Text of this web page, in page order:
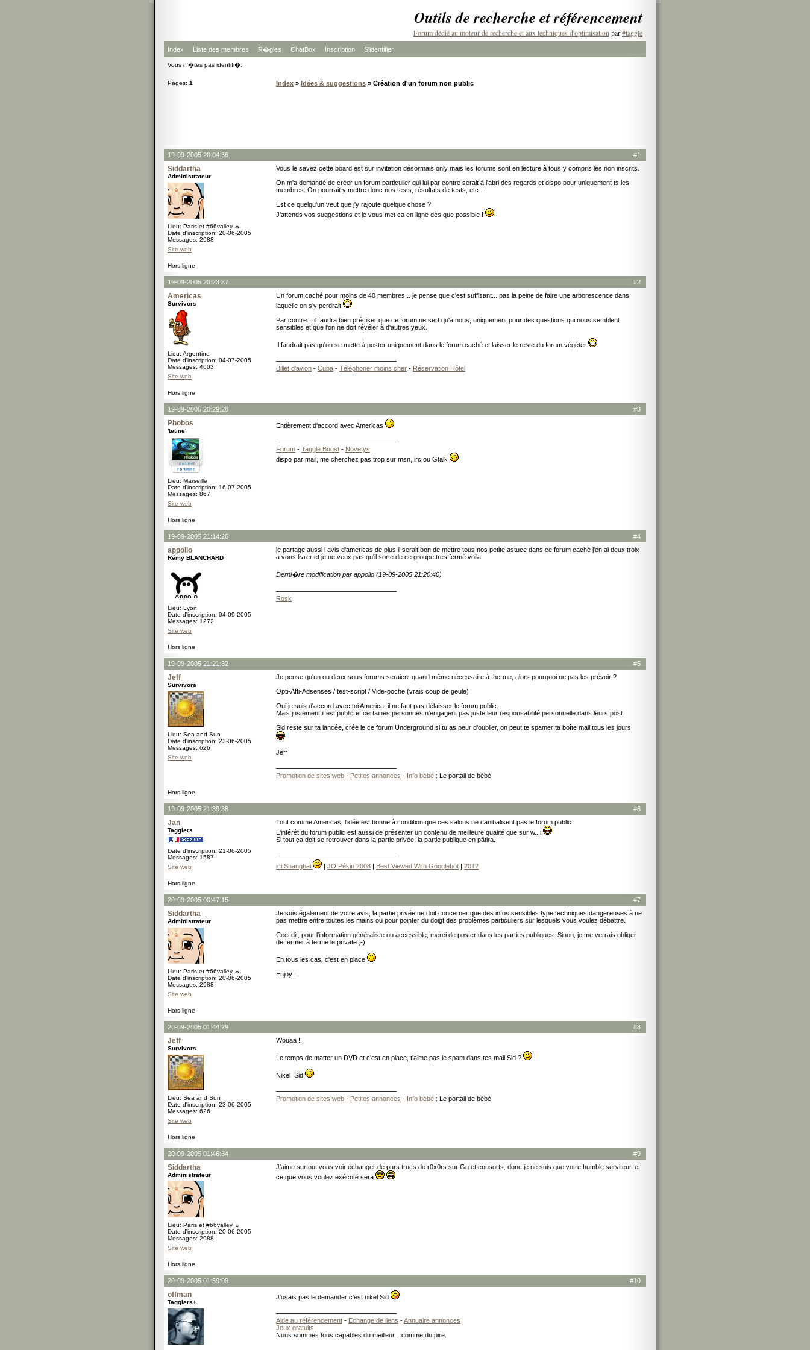
Outils de recherche et référencement
Forum dédié au moteur de recherche et aux techniques d'optimisation par#taggle
Index Liste des membres R�gles ChatBox Inscription S'identifier
Vous n'�tes pas identifi�.
Pages: 1 Index » Idées & suggestions » Création d'un forum non public
#1
19-09-2005 20:04:36
Siddartha
Administrateur
Lieu: Paris et #66valley ☼
Date d'inscription: 20-06-2005
Messages: 2988
Site web
Vous le savez cette board est sur invitation désormais only mais les forums sont en lecture à tous y compris les non inscrits.
On m'a demandé de créer un forum particulier qui lui par contre serait à l'abri des regards et dispo pour uniquement ts les
membres. On pourrait y mettre donc nos tests, résultats de tests, etc ..
Est ce quelqu'un veut que j'y rajoute quelque chose ?
J'attends vos suggestions et je vous met ca en ligne dès que possible !
Hors ligne
#2
19-09-2005 20:23:37
Americas
Survivors
Lieu: Argentine
Date d'inscription: 04-07-2005
Messages: 4603
Site web
Un forum caché pour moins de 40 membres... je pense que c'est suffisant... pas la peine de faire une arborescence dans
laquelle on s'y perdrait
Par contre... il faudra bien préciser que ce forum ne sert qu'à nous, uniquement pour des questions qui nous semblent
sensibles et que l'on ne doit révéler à d'autres yeux.
Il faudrait pas qu'on se mette à poster uniquement dans le forum caché et laisser le reste du forum végéter
Billet d'avion - Cuba - Téléphoner moins cher - Réservation Hôtel
Hors ligne
#3
19-09-2005 20:29:28
Phobos
'tetine'
Lieu: Marseille
Date d'inscription: 16-07-2005
Messages: 867
Site web
Entièrement d'accord avec Americas
Forum - Taggle Boost - Novetys
dispo par mail, me cherchez pas trop sur msn, irc ou Gtalk
Hors ligne
#4
19-09-2005 21:14:26
appollo
Rémy BLANCHARD
Lieu: Lyon
Date d'inscription: 04-09-2005
Messages: 1272
Site web
je partage aussi l avis d'americas de plus il serait bon de mettre tous nos petite astuce dans ce forum caché j'en ai deux troix
a vous livrer et je ne veux pas qu'il sorte de ce groupe tres fermé voila
Derni�re modification par appollo (19-09-2005 21:20:40)
Rosk
Hors ligne
#5
19-09-2005 21:21:32
Jeff
Survivors
Lieu: Sea and Sun
Date d'inscription: 23-06-2005
Messages: 626
Site web
Je pense qu'un ou deux sous forums seraient quand même nécessaire à therme, alors pourquoi ne pas les prévoir ?
Opti-Affi-Adsenses / test-script / Vide-poche (vrais coup de geule)
Oui je suis d'accord avec toi America, il ne faut pas délaisser le forum public.
Mais justement il est public et certaines personnes n'engagent pas juste leur responsabilité personnelle dans leurs post.
Sid reste sur ta lancée, crée le ce forum Underground si tu as peur d'oublier, on peut te spamer ta boîte mail tous les jours
Jeff
Promotion de sites web - Petites annonces - Info bébé : Le portail de bébé
Hors ligne
#6
19-09-2005 21:39:38
Jan
Tagglers
Date d'inscription: 21-06-2005
Messages: 1587
Site web
Tout comme Americas, l'idée est bonne à condition que ces salons ne canibalisent pas le forum public.
L'intérêt du forum public est aussi de présenter un contenu de meilleure qualité que sur w...i
Si tout ça doit se retrouver dans la partie privée, la partie publique en pâtira.
ici Shanghai | JO Pékin 2008 | Best Viewed With Googlebot | 2012
Hors ligne
#7
20-09-2005 00:47:15
Siddartha
Administrateur
Lieu: Paris et #66valley ☼
Date d'inscription: 20-06-2005
Messages: 2988
Site web
Je suis également de votre avis, la partie privée ne doit concerner que des infos sensibles type techniques dangereuses à ne
pas mettre entre toutes les mains ou pour pointer du doigt des problèmes particuliers sur lesquels vous voulez débattre.
Ceci dit, pour l'information généraliste ou accessible, merci de poster dans les parties publiques. Sinon, je me verrais obliger
de fermer à terme le private ;-)
En tous les cas, c'est en place
Enjoy !
Hors ligne
#8
20-09-2005 01:44:29
Jeff
Survivors
Lieu: Sea and Sun
Date d'inscription: 23-06-2005
Messages: 626
Site web
Wouaa !!
Le temps de matter un DVD et c'est en place, t'aime pas le spam dans tes mail Sid ?
Nikel Sid
Promotion de sites web - Petites annonces - Info bébé : Le portail de bébé
Hors ligne
#9
20-09-2005 01:46:34
Siddartha
Administrateur
Lieu: Paris et #66valley ☼
Date d'inscription: 20-06-2005
Messages: 2988
Site web
J'aime surtout vous voir échanger de purs trucs de r0x0rs sur Gg et consorts, donc je ne suis que votre humble serviteur, et
ce que vous voulez exécuté sera
Hors ligne
#10
20-09-2005 01:59:09
offman
Tagglers+
J'osais pas le demander c'est nikel Sid
Aide au référencement - Echange de liens -Annuaire annonces
Jeux gratuits
Nous sommes tous capables du meilleur... comme du pire.